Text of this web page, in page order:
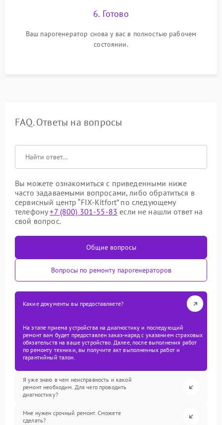
6. Готово
Ваш парогенератор снова у вас в полностью рабочем
состоянии.
FAQ. Ответы на вопросы
Вы можете ознакомиться с приведенными ниже
часто задаваемыми вопросами, либо обратиться в
сервисный центр “FIX-Kitfort” по следующему
телефону+7 (800) 301-55-83 если не нашли ответ на
свой вопрос.
Общие вопросы
Вопросы по ремонту парогенераторов
Какие документы вы предоставляете?
На этапе приема устройства на диагностику и последующий
ремонт вам будет предоставлен заказ-наряд с указанием страховых
обязательств на ваше устройство. Далее, после выполнения работ
по ремонту техники, вы получите акт выполненных работ и
гарантийный талон.
Я уже знаю в чем неисправность и какой
ремонт необходим. Для чего проводить
диагностику?
Мне нужен срочный ремонт. Сможете
сделать?